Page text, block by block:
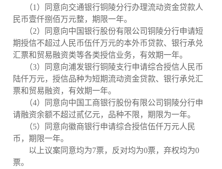
（1 ）同意向交通银行铜陵分行办理流动资金贷款人
民币壹仟捌佰万元整，期限一年。
（2）同意向中国银行股份有限公司铜陵分行申请短
期授信不超过人民币伍仟万元的本外币贷款、银行承兑
汇票和贸易融资类等各类授信业务，有效期一年。
（3）同意向浦发银行铜陵支行申请综合授信人民币
陆仟万元，授信品种为短期流动资金贷款、银行承兑汇
票和贸易融资，有效期一年。
（4）同意向中国工商银行股份有限公司铜陵分行申
请融资余额不超过贰亿元，品种不限，期限为一年。
（5）同意向徽商银行申请综合授信伍仟万元人民
币，期限一年。
以上议案同意均为7票，反对均为0票，弃权均为0
票。